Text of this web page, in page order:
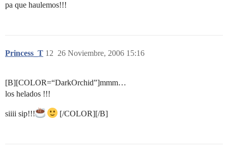
pa que haulemos!!!
Princess_T 26 Noviembre, 2006 15:16
12
[B][COLOR=“DarkOrchid”]mmm…
los helados !!!
siiii sip!!! [/COLOR][/B]